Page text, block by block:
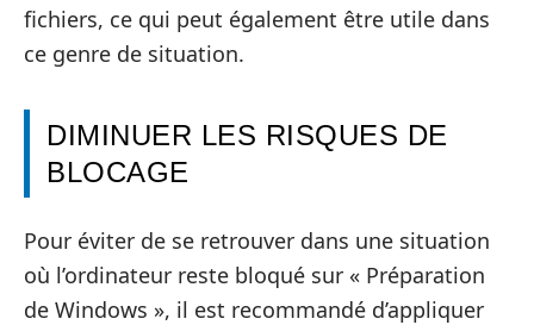
fichiers, ce qui peut également être utile dans
ce genre de situation.
DIMINUER LES RISQUES DE
BLOCAGE
Pour éviter de se retrouver dans une situation
où l’ordinateur reste bloqué sur « Préparation
de Windows », il est recommandé d’appliquer